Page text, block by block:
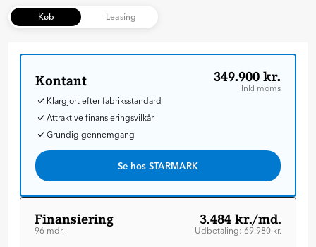
Køb Leasing
Kontant 349.900 kr.
Inkl moms
Klargjort efter fabriksstandard
Attraktive finansieringsvilkår
Grundig gennemgang
Se hos STARMARK
Finansiering
96 mdr.
3.484 kr./md.
Udbetaling: 69.980 kr.